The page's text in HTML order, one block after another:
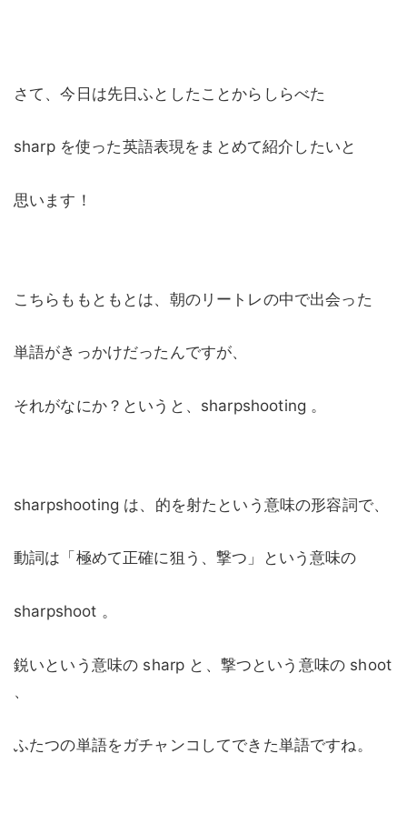
さて、今日は先日ふとしたことからしらべた
sharp を使った英語表現をまとめて紹介したいと
思います！
こちらももともとは、朝のリートレの中で出会った
単語がきっかけだったんですが、
それがなにか？というと、sharpshooting 。
sharpshooting は、的を射たという意味の形容詞で、
動詞は「極めて正確に狙う、撃つ」という意味の
sharpshoot 。
鋭いという意味の sharp と、撃つという意味の shoot
、
ふたつの単語をガチャンコしてできた単語ですね。